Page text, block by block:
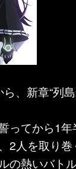
、新章“列
ってから1
2人を取り
の熱いバト